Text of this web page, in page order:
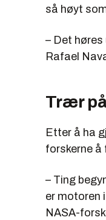
så høyt
– Det
Rafael
Trær
Etter å ha
forskerne
– Ting
er motoren
NASA-